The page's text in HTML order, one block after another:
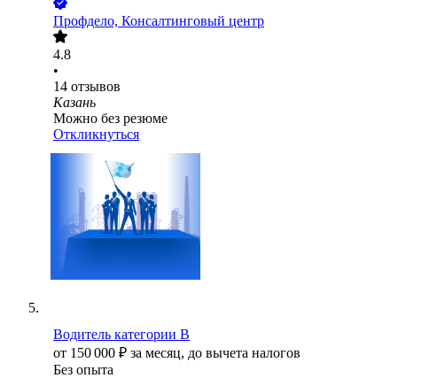
Профдело, Консалтинговый центр
4.8
•
14 отзывов
Казань
Можно без резюме
Откликнуться
Водитель категории B
от 150 000 ₽ за месяц, до вычета налогов
Без опыта